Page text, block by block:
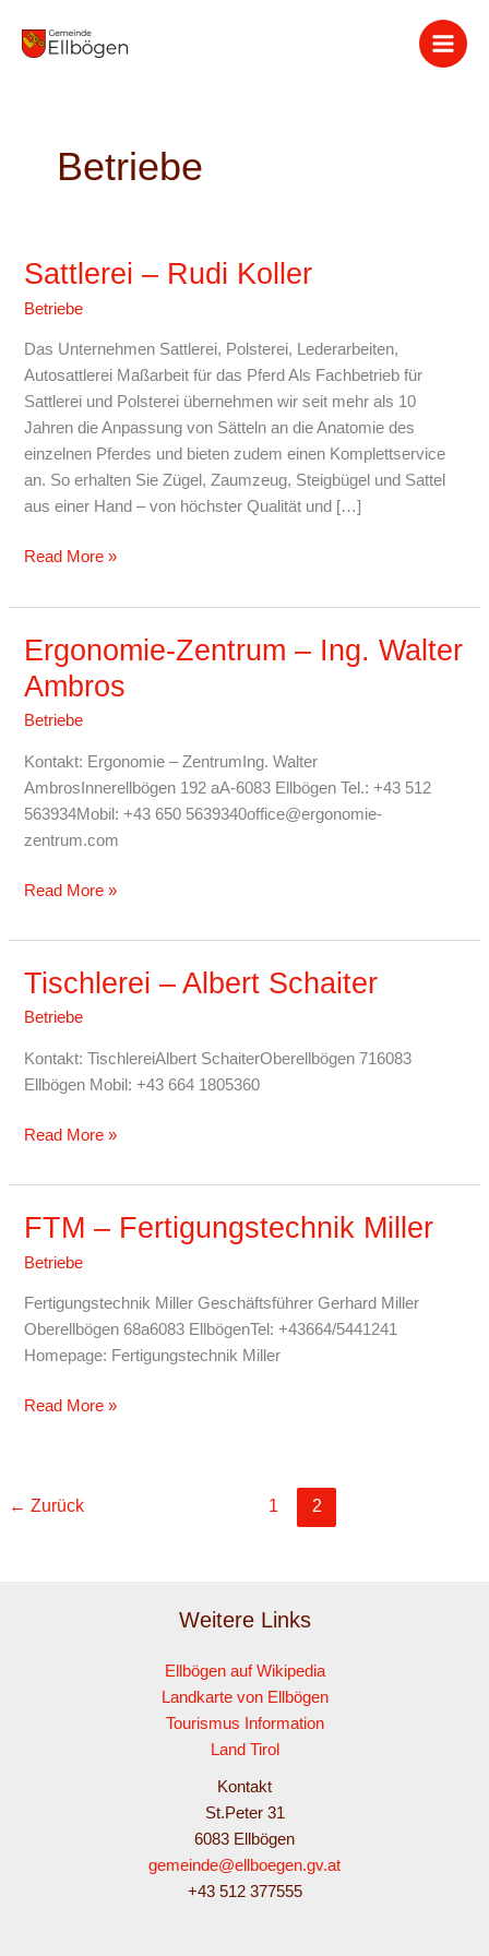
Inhalt
Betriebe
Sattlerei – Rudi Koller
Betriebe
Das Unternehmen Sattlerei, Polsterei, Lederarbeiten,
Autosattlerei Maßarbeit für das Pferd Als Fachbetrieb für
Sattlerei und Polsterei übernehmen wir seit mehr als 10
Jahren die Anpassung von Sätteln an die Anatomie des
einzelnen Pferdes und bieten zudem einen Komplettservice
an. So erhalten Sie Zügel, Zaumzeug, Steigbügel und Sattel
aus einer Hand – von höchster Qualität und […]
Sattlerei
Rudi
Koller
Read More »
Ergonomie-Zentrum – Ing. Walter
Ambros
Betriebe
Kontakt: Ergonomie – ZentrumIng. Walter
AmbrosInnerellbögen 192 aA-6083 Ellbögen Tel.: +43 512
563934Mobil: +43 650 5639340office@ergonomie-
zentrum.com
Ergonomie-
Zentrum
–
Ing.
Read More »
Tischlerei – Albert Schaiter
Betriebe
Kontakt: TischlereiAlbert SchaiterOberellbögen 716083
Ellbögen Mobil: +43 664 1805360
Tischlerei
Schaiter
Read More »
FTM – Fertigungstechnik Miller
Betriebe
Fertigungstechnik Miller Geschäftsführer Gerhard Miller
Oberellbögen 68a6083 EllbögenTel: +43664/5441241
Homepage: Fertigungstechnik Miller
FTM
Fertigungstechnik
Miller
Read More »
← Zurück 1 2
Weitere Links
Ellbögen auf Wikipedia
Landkarte von Ellbögen
Tourismus Information
Land Tirol
Kontakt
St.Peter 31
6083 Ellbögen
gemeinde@ellboegen.gv.at
+43 512 377555